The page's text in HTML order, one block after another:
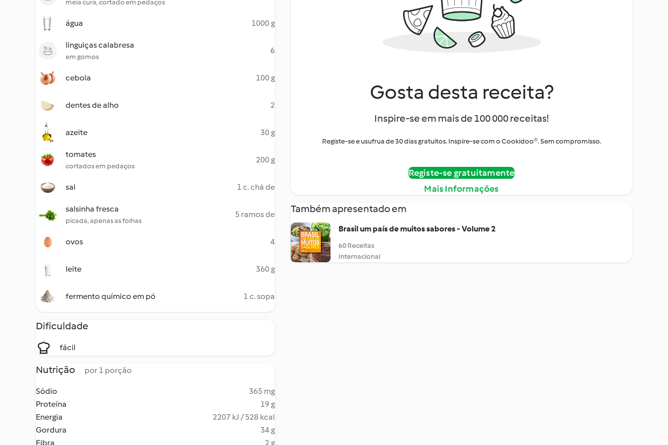
meia cura, cortado em pedaços
água 1000 g
linguiças calabresa
em gomos
6
cebola 100 g
dentes de alho 2
azeite 30 g
tomates
cortados em pedaços
200 g
sal 1 c. chá de
salsinha fresca
picada, apenas as folhas
5 ramos de
ovos 4
leite 360 g
fermento químico em pó 1 c. sopa
Dificuldade
fácil
Nutrição por 1 porção
Sódio
365 mg
Proteína
19 g
Energia
2207 kJ / 528 kcal
Gordura
34 g
Fibra
2 g
Gosta desta receita?
Inspire-se em mais de 100 000 receitas!
Registe-se e usufrua de 30 dias gratuitos. Inspire-se com o Cookidoo®. Sem compromisso.
Registe-se gratuitamente
Mais Informações
Também apresentado em
Brasil um país de muitos sabores - Volume 2
60 Receitas
Internacional